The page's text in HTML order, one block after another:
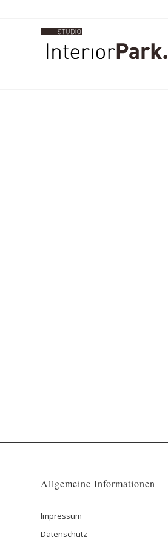
Allgemeine Informationen
Impressum
Datenschutz